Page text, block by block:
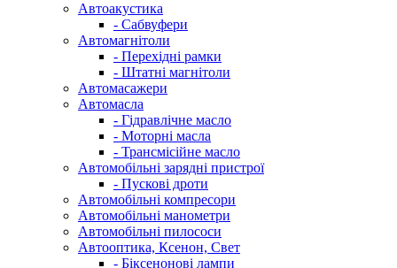
Автоакустика
- Сабвуфери
Автомагнітоли
- Перехідні рамки
- Штатні магнітоли
Автомасажери
Автомасла
- Гідравлічне масло
- Моторні масла
- Трансмісійне масло
Автомобільні зарядні пристрої
- Пускові дроти
Автомобільні компресори
Автомобільні манометри
Автомобільні пилососи
Автооптика, Ксенон, Свет
- Біксенонові лампи